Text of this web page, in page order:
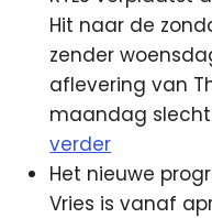
Hit naar de
zender
aflevering van
maandag
verder
Het nieuwe
Vries is vanaf